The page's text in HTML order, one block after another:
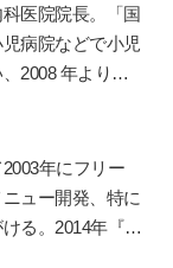
医院院長。「国
病院などで小児
2008 年より現
中学校の校医も
年にフリー
ュー開発、特に
る。2014年『目